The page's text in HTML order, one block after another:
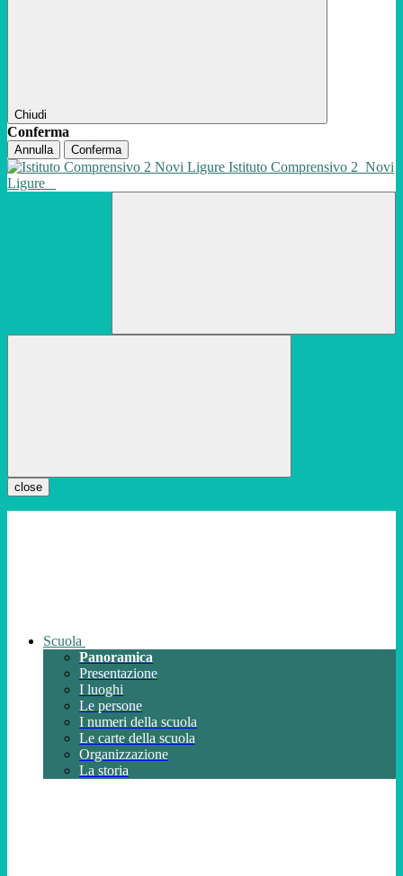
Chiudi
Conferma
Annulla Conferma
Istituto Comprensivo 2 Novi
Ligure
close
Scuola
Panoramica
Presentazione
I luoghi
Le persone
I numeri della scuola
Le carte della scuola
Organizzazione
La storia